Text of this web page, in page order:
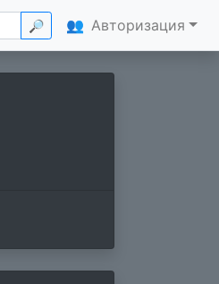
🔎 👥 Авторизация